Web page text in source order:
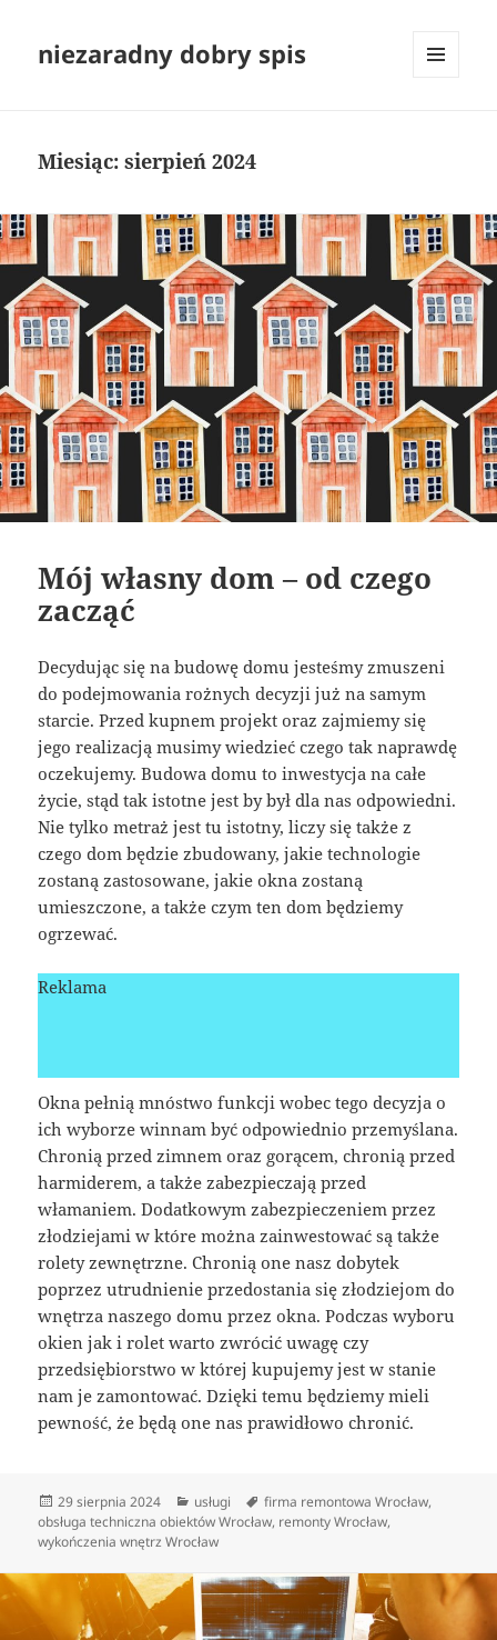
niezaradny dobry spis
Miesiąc:sierpień 2024
Mój własny dom – od czego
zacząć
Decydując się na budowę domu jesteśmy zmuszeni
do podejmowania rożnych decyzji już na samym
starcie. Przed kupnem projekt oraz zajmiemy się
jego realizacją musimy wiedzieć czego tak naprawdę
oczekujemy. Budowa domu to inwestycja na całe
życie, stąd tak istotne jest by był dla nas odpowiedni.
Nie tylko metraż jest tu istotny, liczy się także z
czego dom będzie zbudowany, jakie technologie
zostaną zastosowane, jakie okna zostaną
umieszczone, a także czym ten dom będziemy
ogrzewać.
Reklama
Okna pełnią mnóstwo funkcji wobec tego decyzja o
ich wyborze winnam być odpowiednio przemyślana.
Chronią przed zimnem oraz gorącem, chronią przed
harmiderem, a także zabezpieczają przed
włamaniem. Dodatkowym zabezpieczeniem przez
złodziejami w które można zainwestować są także
rolety zewnętrzne. Chronią one nasz dobytek
poprzez utrudnienie przedostania się złodziejom do
wnętrza naszego domu przez okna. Podczas wyboru
okien jak i rolet warto zwrócić uwagę czy
przedsiębiorstwo w której kupujemy jest w stanie
nam je zamontować. Dzięki temu będziemy mieli
pewność, że będą one nas prawidłowo chronić.
Data
publikacji
29 sierpnia 2024 Kategorie
usługi Tagi
firma remontowa Wrocław,
obsługa techniczna obiektów Wrocław, remonty Wrocław,
wykończenia wnętrz Wrocław